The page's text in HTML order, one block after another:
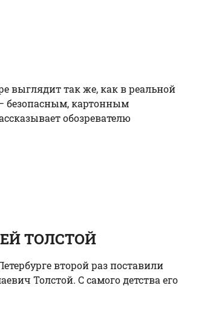
выглядит так же, как в реальной
безопасным, картонным
обозревателю
ТОЛСТОЙ
второй раз поставили
Толстой. С самого детства его